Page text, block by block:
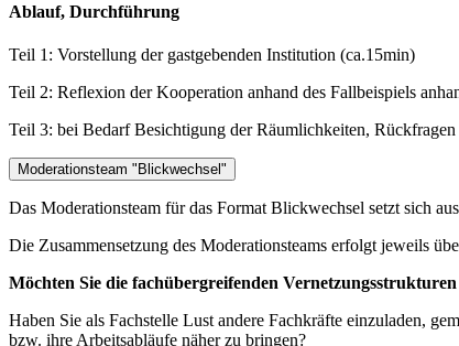
Ablauf, Durchführung
Teil 1: Vorstellung der gastgebenden Institution (ca.15min)
Teil 2: Reflexion der Kooperation anhand des Fallbeispiels
Teil 3: bei Bedarf Besichtigung der Räumlichkeiten,
Moderationsteam "Blickwechsel"
Das Moderationsteam für das Format Blickwechsel setzt sich
Die Zusammensetzung des Moderationsteams erfolgt jeweils
Möchten Sie die fachübergreifenden Vernetzungsstrukturen
Haben Sie als Fachstelle Lust andere Fachkräfte einzuladen,
bzw. ihre Arbeitsabläufe näher zu bringen?